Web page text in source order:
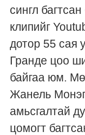
сингл
клипийг
дотор 55 сая
Гранде цоо
байгаа юм.
Жанель
амьсгалтай
цомогт